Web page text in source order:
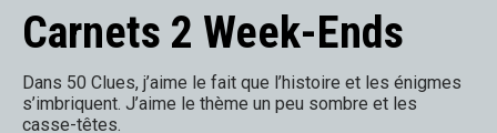
Carnets 2 Week-Ends
Dans 50 Clues, j’aime le fait que l’histoire et les énigmes
s’imbriquent. J’aime le thème un peu sombre et les
casse-têtes.